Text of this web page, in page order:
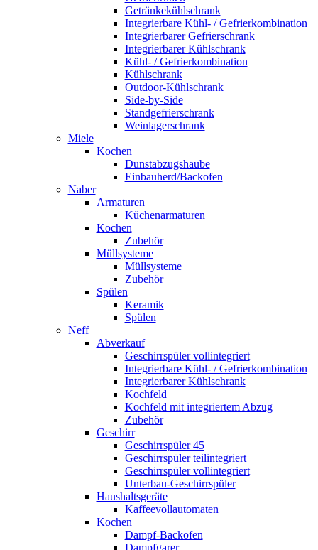
Getränkekühlschrank
Integrierbare Kühl- / Gefrierkombination
Integrierbarer Gefrierschrank
Integrierbarer Kühlschrank
Kühl- / Gefrierkombination
Kühlschrank
Outdoor-Kühlschrank
Side-by-Side
Standgefrierschrank
Weinlagerschrank
Miele
Kochen
Dunstabzugshaube
Einbauherd/Backofen
Naber
Armaturen
Küchenarmaturen
Kochen
Zubehör
Müllsysteme
Müllsysteme
Zubehör
Spülen
Keramik
Spülen
Neff
Abverkauf
Geschirrspüler vollintegriert
Integrierbare Kühl- / Gefrierkombination
Integrierbarer Kühlschrank
Kochfeld
Kochfeld mit integriertem Abzug
Zubehör
Geschirr
Geschirrspüler 45
Geschirrspüler teilintegriert
Geschirrspüler vollintegriert
Unterbau-Geschirrspüler
Haushaltsgeräte
Kaffeevollautomaten
Kochen
Dampf-Backofen
Dampfgarer